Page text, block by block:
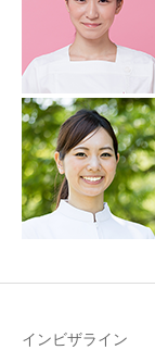
インビザライン